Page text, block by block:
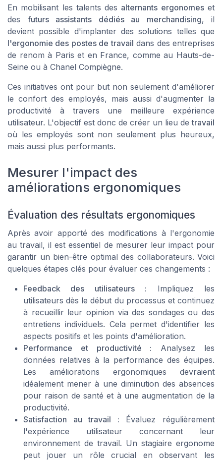
En mobilisant les talents des alternants ergonomeset
des futurs assistants dédiés au merchandising, il
devient possible d'implanter des solutions telles que
l'ergonomie des postes de travail dans des entreprises
de renom à Paris et en France, comme au Hauts-de-
Seine ou à Chanel Compiègne.
Ces initiatives ont pour but non seulement d'améliorer
le confort des employés, mais aussi d'augmenter la
productivité à travers une meilleure expérience
utilisateur. L'objectif est donc de créer un lieu detravail
où les employés sont non seulement plus heureux,
mais aussi plus performants.
Mesurer l'impact des
améliorations ergonomiques
Évaluation des résultats ergonomiques
Après avoir apporté des modifications à l'ergonomie
au travail, il est essentiel de mesurer leur impact pour
garantir un bien-être optimal des collaborateurs. Voici
quelques étapes clés pour évaluer ces changements :
Feedback des utilisateurs : Impliquez les
utilisateurs dès le début du processus et continuez
à recueillir leur opinion via des sondages ou des
entretiens individuels. Cela permet d'identifier les
aspects positifs et les points d'amélioration.
Performance et productivité : Analysez les
données relatives à la performance des équipes.
Les améliorations ergonomiques devraient
idéalement mener à une diminution des absences
pour raison de santé et à une augmentation de la
productivité.
Satisfaction au travail : Évaluez régulièrement
l'expérience utilisateur concernant leur
environnement de travail. Un stagiaire ergonome
peut jouer un rôle crucial en observant les